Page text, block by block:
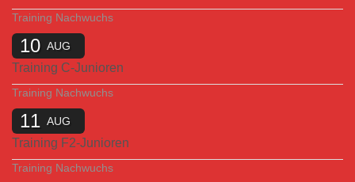
Training Nachwuchs
10 AUG
Training C-Junioren
Training Nachwuchs
11 AUG
Training F2-Junioren
Training Nachwuchs